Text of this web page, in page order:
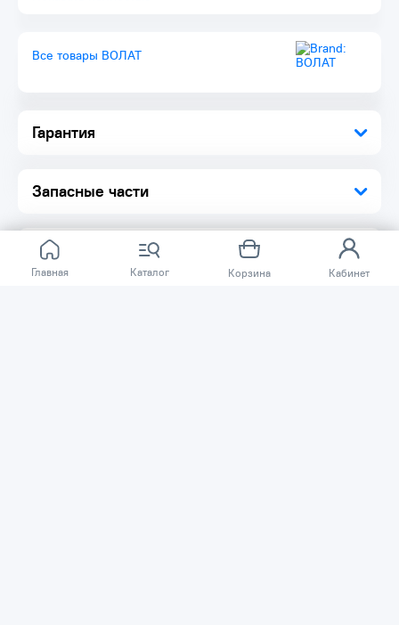
Главная Каталог Корзина Кабинет
Гарантия
Запасные части
Все товары ВОЛАТ